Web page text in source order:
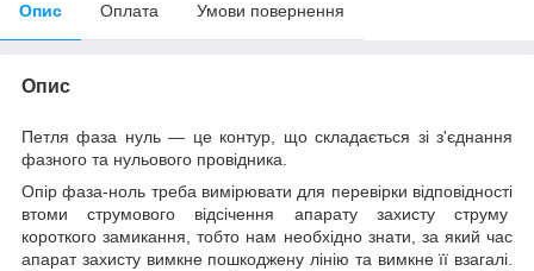
Опис Оплата Умови повернення
Опис
Петля фаза нуль — це контур, що складається зі з'єднання
фазного та нульового провідника.
Опір фаза-ноль треба вимірювати для перевірки відповідності
втоми струмового відсічення апарату захисту струму
короткого замикання, тобто нам необхідно знати, за який час
апарат захисту вимкне пошкоджену лінію та вимкне її взагалі.